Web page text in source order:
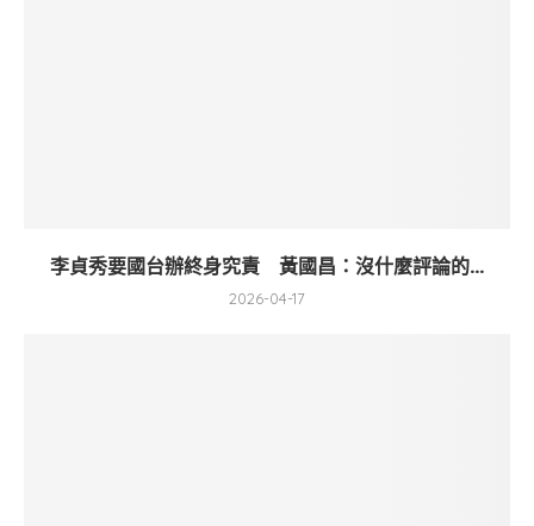
李貞秀要國台辦終身究責 黃國昌：沒什麼評論的...
2026-04-17